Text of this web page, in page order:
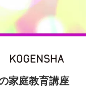
家庭教育講座